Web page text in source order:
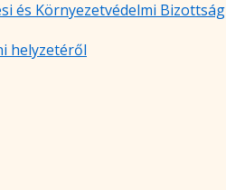
és Környezetvédelmi Bizottság
helyzetéről